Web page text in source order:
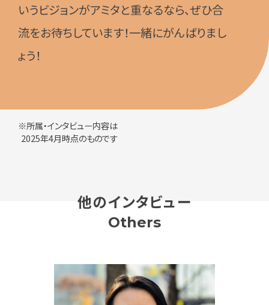
※所属・インタビュー内容は
2025年4月時点のものです
いうビジョンがアミタと重なるなら、ぜひ合
流をお待ちしています！一緒にがんばりまし
ょう！
他のインタビュー
Others